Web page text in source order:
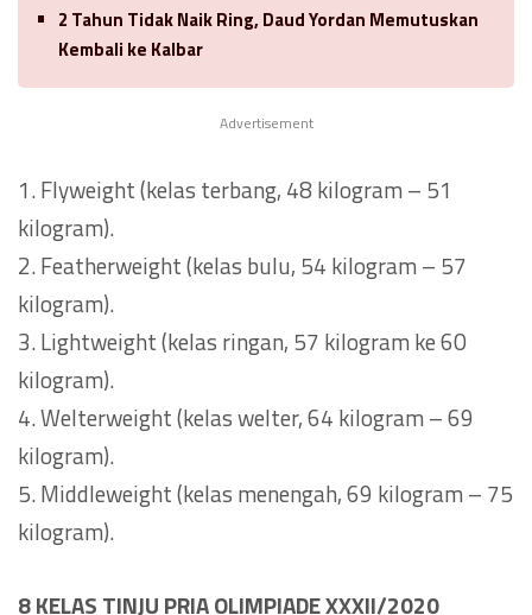
2 Tahun Tidak Naik Ring, Daud Yordan Memutuskan
Kembali ke Kalbar
Advertisement
1. Flyweight (kelas terbang, 48 kilogram – 51
kilogram).
2. Featherweight (kelas bulu, 54 kilogram – 57
kilogram).
3. Lightweight (kelas ringan, 57 kilogram ke 60
kilogram).
4. Welterweight (kelas welter, 64 kilogram – 69
kilogram).
5. Middleweight (kelas menengah, 69 kilogram – 75
kilogram).
8 KELAS TINJU PRIA OLIMPIADE XXXII/2020